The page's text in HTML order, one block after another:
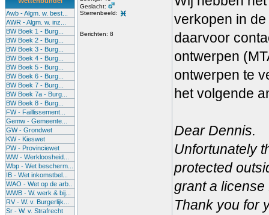
Awb - Algm. w. best...
AWR - Algm. w. inz...
BW Boek 1 - Burg...
BW Boek 2 - Burg...
BW Boek 3 - Burg...
BW Boek 4 - Burg...
BW Boek 5 - Burg...
BW Boek 6 - Burg...
BW Boek 7 - Burg...
BW Boek 7a - Burg...
BW Boek 8 - Burg...
FW - Faillissement...
Gemw - Gemeente...
GW - Grondwet
KW - Kieswet
PW - Provinciewet
WW - Werkloosheid...
Wbp - Wet bescherm...
IB - Wet inkomstbel...
WAO - Wet op de arb..
WWB - W. werk & bij...
RV - W. v. Burgerlijk...
Sr - W. v. Strafrecht
Geslacht:
Sterrenbeeld:
Berichten: 8
verkopen in
daarvoor
ontwerpen
ontwerpen te
het volgende
Dear Dennis.
Unfortunately
protected
grant a
Thank you for